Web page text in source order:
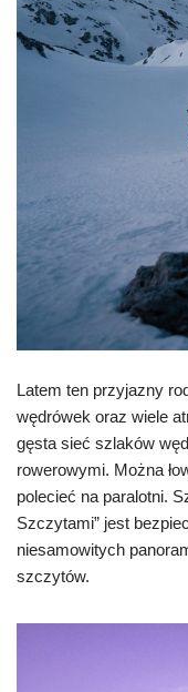
Latem ten przyjazny
wędrówek oraz wiele
gęsta sieć szlaków
rowerowymi. Można
polecieć na paralotni.
Szczytami” jest
niesamowitych
szczytów.